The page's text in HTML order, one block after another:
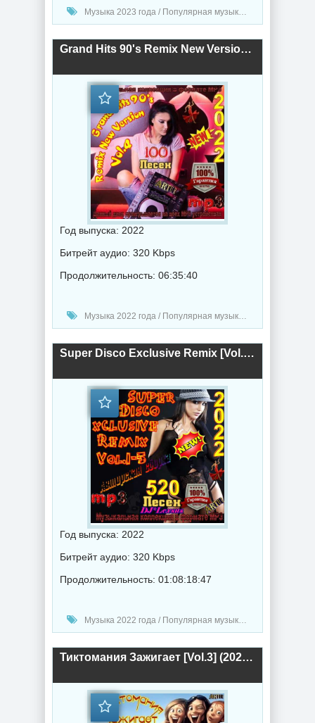
Музыка 2023 года / Популярная музыка / Диско музыка / Танцевальная музыка / Сборник музыка / DJ Lexsus
Grand Hits 90's Remix New Version [Vol.4] (2022) торрент
Год выпуска: 2022
Битрейт аудио: 320 Kbps
Продолжительность: 06:35:40
Музыка 2022 года / Популярная музыка / Хаус музыка / Диско музыка / Танцевальная музыка / DJ Lexsus
Super Disco Еxclusive Remix [Vol.1-5] (2022) торрент
Год выпуска: 2022
Битрейт аудио: 320 Kbps
Продолжительность: 01:08:18:47
Музыка 2022 года / Популярная музыка / Клубная музыка / Хаус музыка / Диско музыка / Поп музыка / Танцевальная музыка / DJ Lexsus
Тиктомания Зажигает [Vol.3] (2022) торрент